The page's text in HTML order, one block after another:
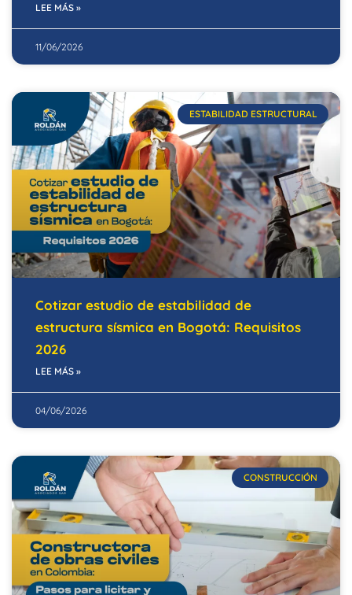
LEE MÁS »
11/06/2026
ESTABILIDAD ESTRUCTURAL
Cotizar estudio de estabilidad de
estructura sísmica en Bogotá: Requisitos
2026
LEE MÁS »
04/06/2026
CONSTRUCCIÓN